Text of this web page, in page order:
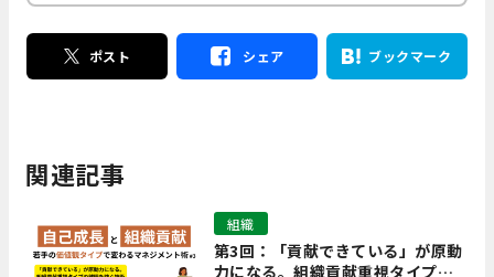
ポスト シェア ブックマーク
関連記事
第3回：「貢献できている」が原動
力になる。組織貢献重視タイプの
組織